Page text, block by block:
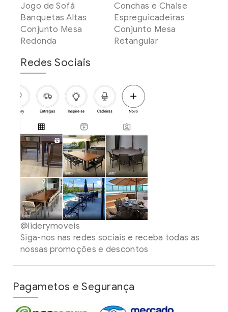
Jogo de Sofá
Conchas e Chaise
Banquetas Altas
Espreguicadeiras
Conjunto Mesa
Redonda
Conjunto Mesa
Retangular
Redes Sociais
@liderymoveis
Siga-nos nas redes sociais e receba todas as
nossas promoções e descontos
Pagametos e Segurança